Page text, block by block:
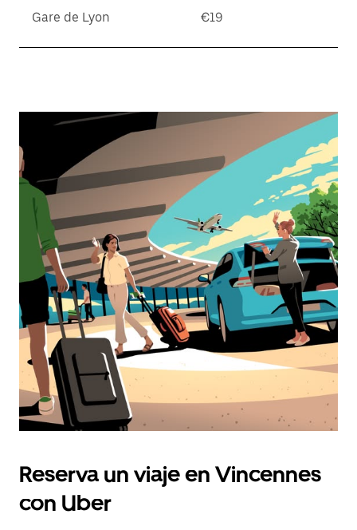
Gare de Lyon €19
Reserva un viaje en Vincennes
con Uber